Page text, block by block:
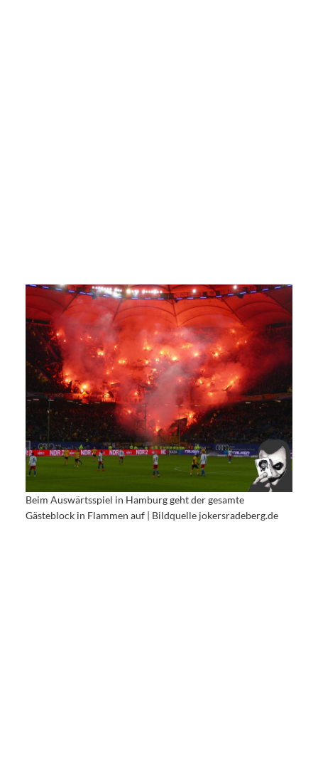
Beim Auswärtsspiel in Hamburg geht der gesamte
Gästeblock in Flammen auf | Bildquelle jokersradeberg.de